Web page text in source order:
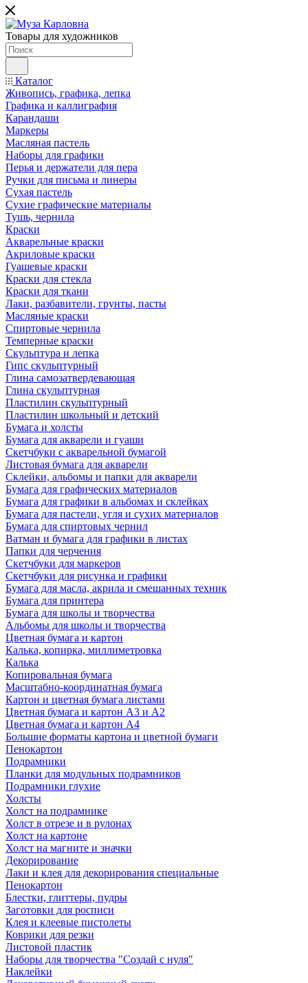
Товары для художников
Каталог
Живопись, графика, лепка
Графика и каллиграфия
Карандаши
Маркеры
Масляная пастель
Наборы для графики
Перья и держатели для пера
Ручки для письма и линеры
Сухая пастель
Сухие графические материалы
Тушь, чернила
Краски
Акварельные краски
Акриловые краски
Гуашевые краски
Краски для стекла
Краски для ткани
Лаки, разбавители, грунты, пасты
Масляные краски
Спиртовые чернила
Темперные краски
Скульптура и лепка
Гипс скульптурный
Глина самозатвердевающая
Глина скульптурная
Пластилин скульптурный
Пластилин школьный и детский
Бумага и холсты
Бумага для акварели и гуаши
Скетчбуки с акварельной бумагой
Листовая бумага для акварели
Склейки, альбомы и папки для акварели
Бумага для графических материалов
Бумага для графики в альбомах и склейках
Бумага для пастели, угля и сухих материалов
Бумага для спиртовых чернил
Ватман и бумага для графики в листах
Папки для черчения
Скетчбуки для маркеров
Скетчбуки для рисунка и графики
Бумага для масла, акрила и смешанных техник
Бумага для принтера
Бумага для школы и творчества
Альбомы для школы и творчества
Цветная бумага и картон
Калька, копирка, миллиметровка
Калька
Копировальная бумага
Масштабно-координатная бумага
Картон и цветная бумага листами
Цветная бумага и картон А3 и А2
Цветная бумага и картон А4
Большие форматы картона и цветной бумаги
Пенокартон
Подрамники
Планки для модульных подрамников
Подрамники глухие
Холсты
Холст на подрамнике
Холст в отрезе и в рулонах
Холст на картоне
Холст на магните и значки
Декорирование
Лаки и клея для декорирования специальные
Пенокартон
Блестки, глиттеры, пудры
Заготовки для росписи
Клея и клеевые пистолеты
Коврики для резки
Листовой пластик
Наборы для творчества "Создай с нуля"
Наклейки